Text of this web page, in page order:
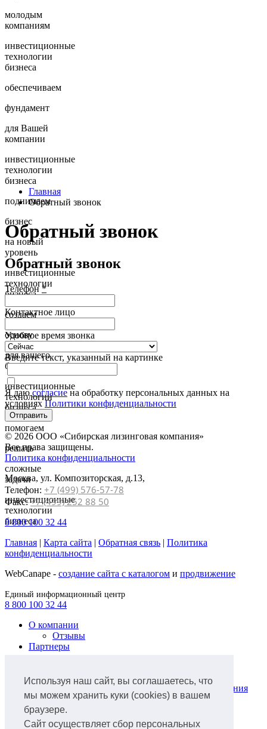
Используя наш сайт, вы соглашаетесь, что
мы можем хранить куки (cookies) в вашем
браузере.
Сайт осуществляет сбор персональных
молодым
компаниям
инвестиционные
технологии
бизнеса
обеспечиваем
фундамент
для Вашей
компании
инвестиционные
технологии
бизнеса
поднимаем
бизнес
на новый
уровень
инвестиционные
технологии
бизнеса
создаем
основу
для вашего
бизнеса
инвестиционные
технологии
бизнеса
помогаем
решать
сложные
задачи
инвестиционные
технологии
бизнеса
Главная
Обратный звонок
Обратный звонок
Обратный звонок
Телефон*
Контактное лицо
Удобное время звонка
Введите текcт, указанный на картинке
Я даюсогласиена обработку персональных данных на
условияхПолитики конфиденциальности
Отправить
© 2026 ООО «Сибирская лизинговая компания»
Все права защищены.
Политика конфиденциальности
Москва, ул. Композиторская, д.13,
Телефон: +7 (499) 576-57-78
Факс:+7 (499) 252 88 50
8 800 100 32 44
Главная | Карта сайта | Обратная связь | Политика
конфиденциальности
WebCanape - создание сайта с каталогом и продвижение
Единый информационный центр
8 800 100 32 44
О компании
Отзывы
Партнеры
Лизинг легкового автотранспорта
Лизинг коммунальной техники и оборудования
для ЖКХ
Лизинг грузового автотранспорта
Лизинг ж/д транспорта